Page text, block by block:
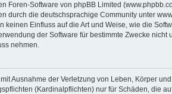
Foren-Software von phpBB Limited
durch die deutschsprachige Community unter
keinen Einfluss auf die Art und Weise, wie die
der Software für bestimmte Zwecke nicht
nehmen.
Ausnahme der Verletzung von Leben, Körper
(Kardinalpflichten) nur für Schäden, die